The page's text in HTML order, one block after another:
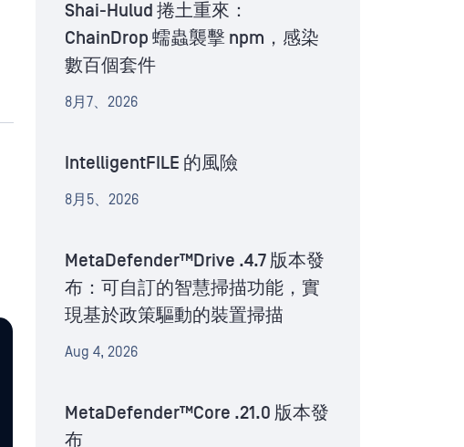
Shai-Hulud 捲土重來：
ChainDrop 蠕蟲襲擊 npm，感染
數百個套件
8月7、2026
IntelligentFILE 的風險
8月5、2026
MetaDefender™Drive .4.7 版本發
布：可自訂的智慧掃描功能，實
現基於政策驅動的裝置掃描
Aug 4, 2026
MetaDefender™Core .21.0 版本發
布